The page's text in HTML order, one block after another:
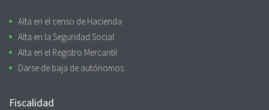
Alta en el censo de Hacienda
Alta en la Seguridad Social
Alta en el Registro Mercantil
Darse de baja de autónomos
Fiscalidad